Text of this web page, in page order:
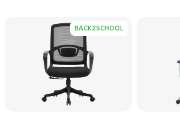
BACK2SCHOOL
צפייה
מהירה